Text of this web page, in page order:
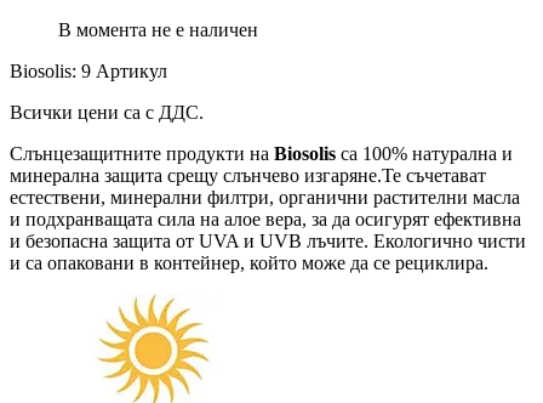
В момента не е наличен
Biosolis: 9 Артикул
Всички цени са с ДДС.
Слънцезащитните продукти на Biosolis са 100% натурална и
минерална защита срещу слънчево изгаряне.Те съчетават
естествени, минерални филтри, органични растителни масла
и подхранващата сила на алое вера, за да осигурят ефективна
и безопасна защита от UVA и UVB лъчите. Екологично чисти
и са опаковани в контейнер, който може да се рециклира.